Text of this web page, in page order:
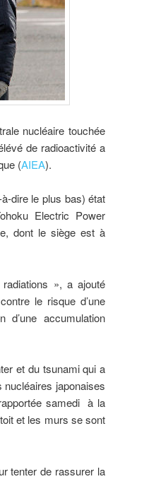
nucléaire touchée
de radioactivité a
(AIEA).
dire le plus bas) état
Electric Power
dont le siège est à
», a ajouté
le risque d’une
accumulation
et du tsunami qui a
japonaises
samedi à la
et les murs se sont
tenter de rassurer la